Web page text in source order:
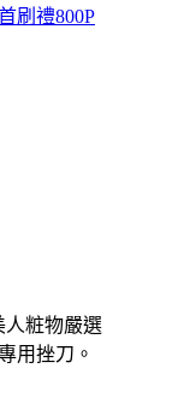
刷禮800P
粧物嚴選
用挫刀。